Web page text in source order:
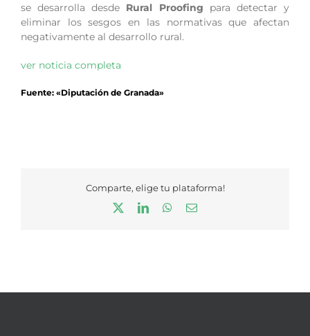
se desarrolla desde Rural Proofing para detectar y
eliminar los sesgos en las normativas que afectan
negativamente al desarrollo rural.
ver noticia completa
Fuente: «Diputación de Granada»
Comparte, elige tu plataforma!
LinkedInWhatsApp
Correo